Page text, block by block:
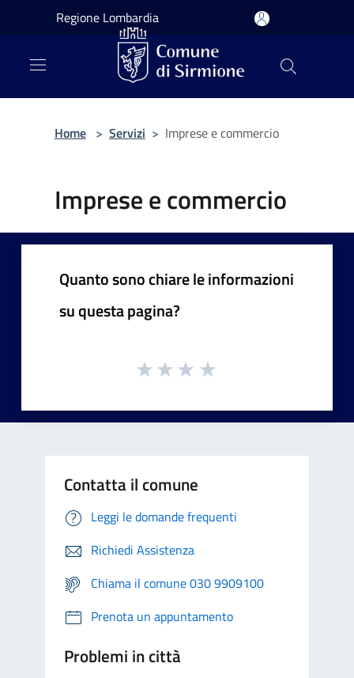
Salta al contenuto principale
Regione Lombardia
Home > Servizi > Imprese e commercio
Imprese e commercio
Quanto sono chiare le informazioni
su questa pagina?
Contatta il comune
Leggi le domande frequenti
Richiedi Assistenza
Chiama il comune 030 9909100
Prenota un appuntamento
Problemi in città